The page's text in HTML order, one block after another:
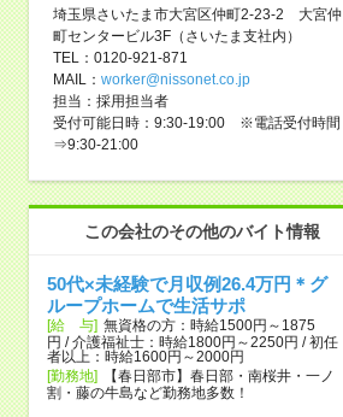
埼玉県さいたま市大宮区仲町2-23-2 大宮仲
町センタービル3F（さいたま支社内）
TEL：0120-921-871
MAIL： worker@nissonet.co.jp
担当：採用担当者
受付可能日時：9:30-19:00 ※電話受付時間
⇒9:30-21:00
この会社のその他のバイト情報
50代×未経験で月収例26.4万円＊グ
ループホームで生活サポ
[給 与] 無資格の方：時給1500円～1875
円 / 介護福祉士：時給1800円～2250円 / 初任
者以上：時給1600円～2000円
[勤務地]
【春日部市】春日部・南桜井・一ノ
割・藤の牛島など勤務地多数！